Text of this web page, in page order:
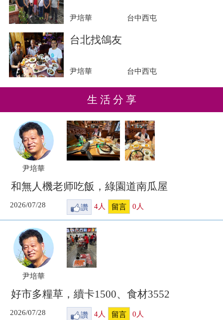
尹培華 台中西屯
台北找鴿友
尹培華 台中西屯
生 活 分 享
尹培華
和無人機老师吃飯，綠園道南瓜屋
2026/07/28 讚 4人 留言 0 人
尹培華
好市多糧草，續卡1500、食材3552
2026/07/28 讚 4人 留言 0 人